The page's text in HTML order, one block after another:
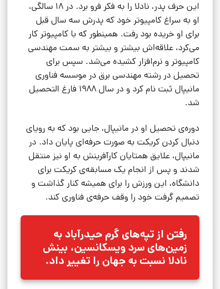
این حرف پدر، نادلا را به فکر فرو برد. در 18 سالگی،
او به سراغ کامپیوتر خود که پدرش سه سال قبل
برای او خریده بود رفت. همینطور که با کامپیوتر کار
می‌کرد، علاقه‌اش بیشتر و بیشتر به سمت مهندسی
کامپیوتر و نرم‌افزار کشیده می‌شد. سپس برای
تحصیل در رشته مهندسی برق در موسسه فناوری
مانیپال ثبت نام کرد و در سال 1988 فارغ التحصیل
شد.
دوره‌ی تحصیل او در مانیپال، جایی بود که به رویای
دنبال کردن کریکت به صورت حرفه‌ای پایان داد. در
مانیپال، علایق همتایان کارآفرینش به او نیز منتقل
شدند و پس از انجام یک مسابقه‌ی کریکت برای
دانشگاه، این ورزش را برای همیشه کنار گذاشت و
تصمیم گرفت خود را وقف حرفه‌ی فناوری کند.
رفتن از تپه‌های گرم حیدرآباد به
زمین‌های سرد ویسکانسین، بینش
نادلا نسبت به جهان را تغییر داد.